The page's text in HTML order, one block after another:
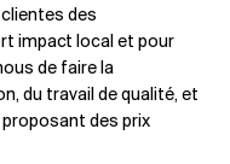
des
impact local et pour
de faire la
du travail de qualité, et
des prix